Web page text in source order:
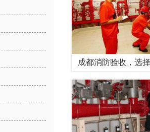
成都消防验收，选